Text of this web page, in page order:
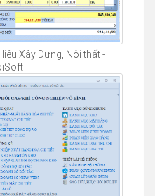
Xây Dựng, Nội thất -